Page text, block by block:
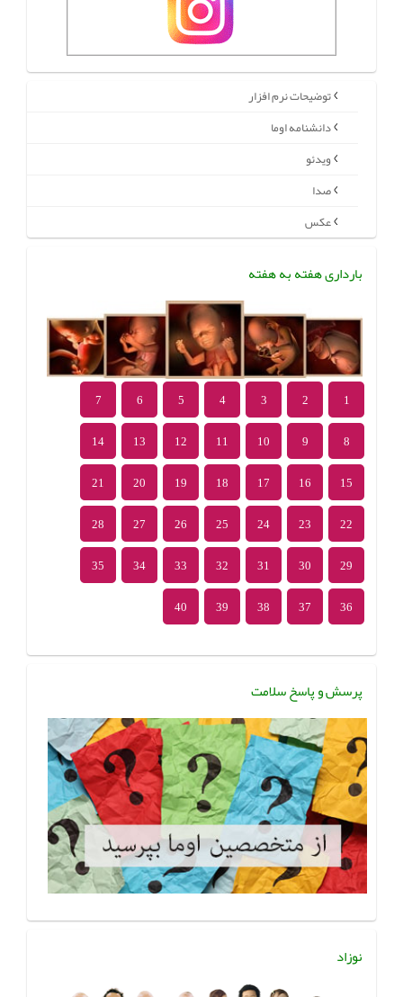
توضیحات نرم افزار
دانشنامه اوما
ویدئو
صدا
عکس
بارداری هفته به هفته
1
2
3
4
5
6
7
8
9
10
11
12
13
14
15
16
17
18
19
20
21
22
23
24
25
26
27
28
29
30
31
32
33
34
35
36
37
38
39
40
پرسش و پاسخ سلامت
نوزاد